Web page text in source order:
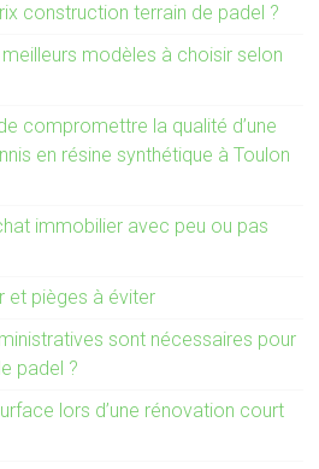
construction terrain de padel ?
modèles à choisir selon
compromettre la qualité d’une
en résine synthétique à Toulon
immobilier avec peu ou pas
et pièges à éviter
sont nécessaires pour
padel ?
lors d’une rénovation court